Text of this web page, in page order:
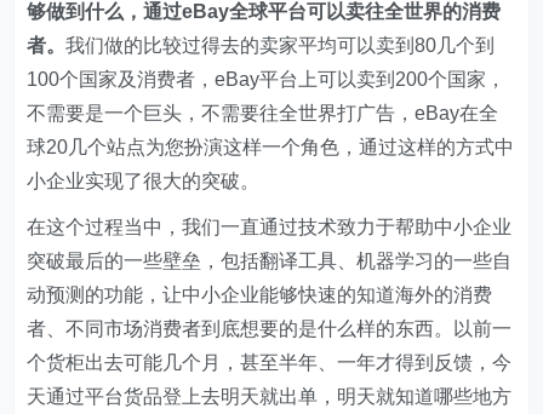
够做到什么，通过eBay全球平台可以卖往全世界的消费
者。我们做的比较过得去的卖家平均可以卖到80几个到
100个国家及消费者，eBay平台上可以卖到200个国家，
不需要是一个巨头，不需要往全世界打广告，eBay在全
球20几个站点为您扮演这样一个角色，通过这样的方式中
小企业实现了很大的突破。
在这个过程当中，我们一直通过技术致力于帮助中小企业
突破最后的一些壁垒，包括翻译工具、机器学习的一些自
动预测的功能，让中小企业能够快速的知道海外的消费
者、不同市场消费者到底想要的是什么样的东西。以前一
个货柜出去可能几个月，甚至半年、一年才得到反馈，今
天通过平台货品登上去明天就出单，明天就知道哪些地方